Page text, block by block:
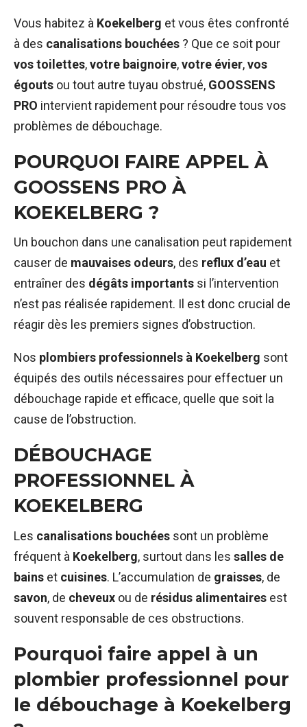
Vous habitez à Koekelberg et vous êtes confronté
à des canalisations bouchées ? Que ce soit pour
vos toilettes,votre baignoire,votre évier,vos
égouts ou tout autre tuyau obstrué, GOOSSENS
PRO intervient rapidement pour résoudre tous vos
problèmes de débouchage.
POURQUOI FAIRE APPEL À
GOOSSENS PRO À
KOEKELBERG ?
Un bouchon dans une canalisation peut rapidement
causer de mauvaises odeurs, des reflux d’eau et
entraîner des dégâts importants si l’intervention
n’est pas réalisée rapidement. Il est donc crucial de
réagir dès les premiers signes d’obstruction.
Nos plombiers professionnels à Koekelberg sont
équipés des outils nécessaires pour effectuer un
débouchage rapide et efficace, quelle que soit la
cause de l’obstruction.
DÉBOUCHAGE
PROFESSIONNEL À
KOEKELBERG
Les canalisations bouchées sont un problème
fréquent à Koekelberg, surtout dans les salles de
bains et cuisines. L’accumulation de graisses, de
savon, de cheveux ou de résidus alimentaires est
souvent responsable de ces obstructions.
Pourquoi faire appel à un
plombier professionnel pour
le débouchage à Koekelberg